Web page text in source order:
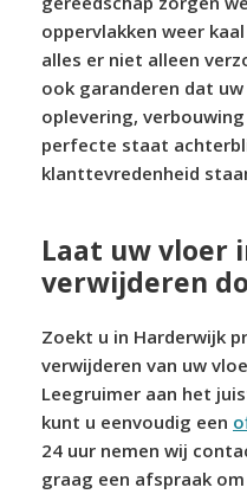
oppervlakken weer
alles er niet alleen
ook garanderen dat
oplevering,
perfecte staat
klanttevredenheid
Laat uw vloer
verwijderen
Zoekt u in Harderwijk
verwijderen van uw
Leegruimer aan het
kunt u eenvoudig een
24 uur nemen wij
graag een afspraak